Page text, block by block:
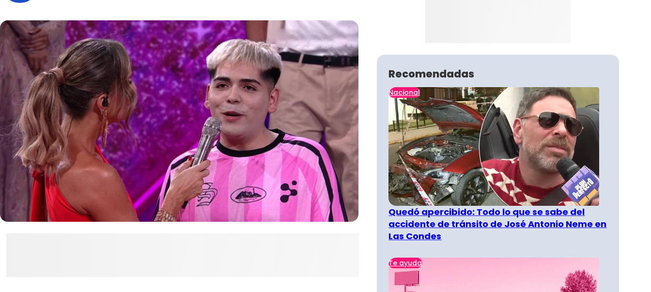
Recomendadas
Nacional
Quedó apercibido: Todo lo que se sabe del
accidente de tránsito de José Antonio Neme en
Las Condes
Te ayuda